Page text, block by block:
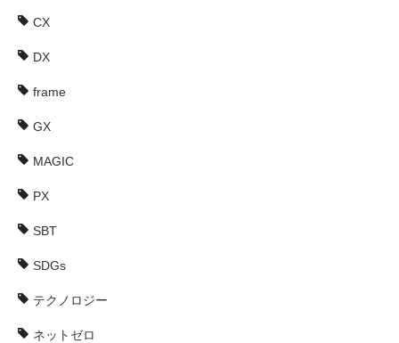
CX
DX
frame
GX
MAGIC
PX
SBT
SDGs
テクノロジー
ネットゼロ